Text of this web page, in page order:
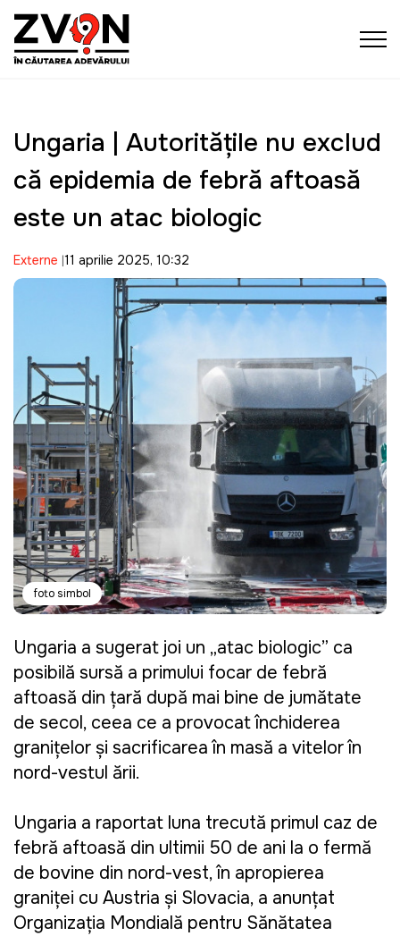
Ungaria | Autoritățile nu exclud
că epidemia de febră aftoasă
este un atac biologic
Externe 11 aprilie 2025, 10:32
foto simbol
Ungaria a sugerat joi un „atac biologic” ca
posibilă sursă a primului focar de febră
aftoasă din ţară după mai bine de jumătate
de secol, ceea ce a provocat închiderea
graniţelor şi sacrificarea în masă a vitelor în
nord-vestul ţării.
Ungaria a raportat luna trecută primul caz de
febră aftoasă din ultimii 50 de ani la o fermă
de bovine din nord-vest, în apropierea
graniţei cu Austria şi Slovacia, a anunţat
Organizaţia Mondială pentru Sănătatea